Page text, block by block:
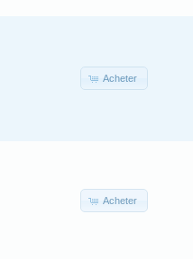
Acheter
Acheter